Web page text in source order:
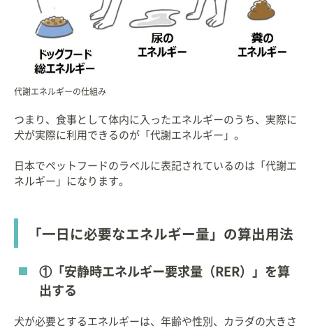
代謝エネルギーの仕組み
つまり、食事として体内に入ったエネルギーのうち、実際に
犬が実際に利用できるのが「代謝エネルギー」。
日本でペットフードのラベルに表記されているのは「代謝エ
ネルギー」になります。
「一日に必要なエネルギー量」の算出用法
①「安静時エネルギー要求量（RER）」を算
出する
犬が必要とするエネルギーは、年齢や性別、カラダの大きさ